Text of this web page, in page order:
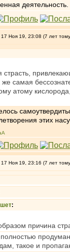
деятельность.
Ноя 19, 23:08 (7 лет
самая
атому
этих
Ноя 19, 23:16 (7 лет
:
причина
полностью
такое и